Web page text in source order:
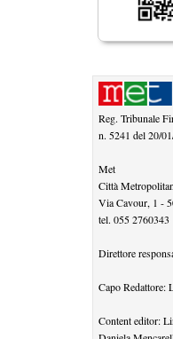
Reg. Tribunale
n. 5241 del 20/
Met
Città
Via Cavour, 1 -
tel. 055 2760343
Direttore
Capo Redattore:
Content editor: